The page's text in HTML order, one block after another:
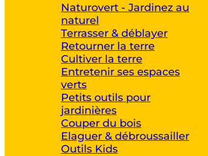
Naturovert - Jardinez au
naturel
Terrasser & déblayer
Retourner la terre
Cultiver la terre
Entretenir ses espaces
verts
Petits outils pour
jardinières
Couper du bois
Elaguer & débroussailler
Outils Kids